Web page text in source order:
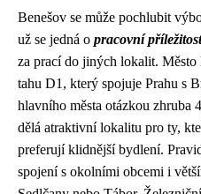
Benešov se může pochlubit
už se jedná o pracovní
za prací do jiných lokalit.
tahu D1, který spojuje Prahu s
hlavního města otázkou zhruba
dělá atraktivní lokalitu pro ty,
preferují klidnější bydlení.
spojení s okolními obcemi i